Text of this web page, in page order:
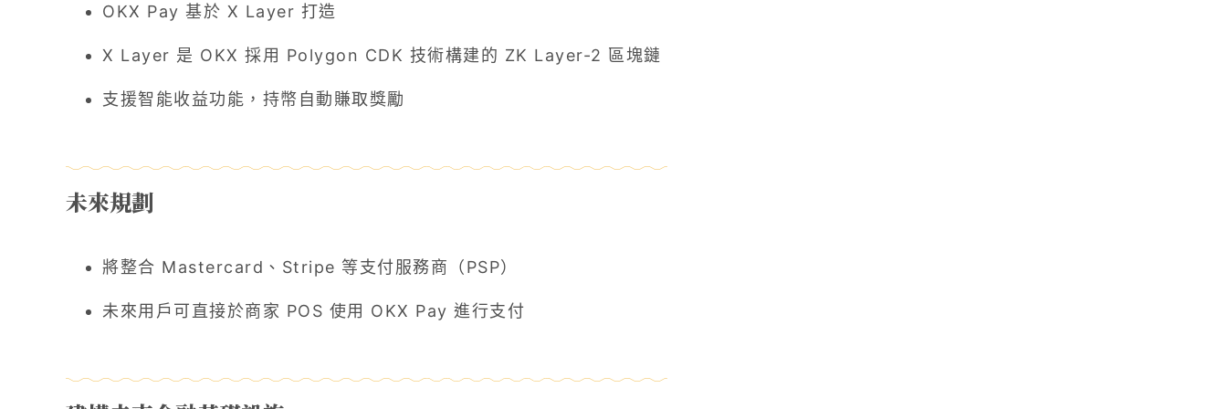
OKX Pay 基於 X Layer 打造
X Layer 是 OKX 採用 Polygon CDK 技術構建的 ZK Layer-2 區塊鏈
支援智能收益功能，持幣自動賺取獎勵
未來規劃
將整合 Mastercard、Stripe 等支付服務商（PSP）
未來用戶可直接於商家 POS 使用 OKX Pay 進行支付